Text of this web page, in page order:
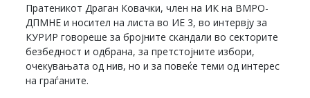
Пратеникот Драган Ковачки, член на ИК на ВМРО-
ДПМНЕ и носител на листа во ИЕ 3, во интервју за
КУРИР говореше за бројните скандали во секторите
безбедност и одбрана, за претстојните избори,
очекувањата од нив, но и за повеќе теми од интерес
на граѓаните.